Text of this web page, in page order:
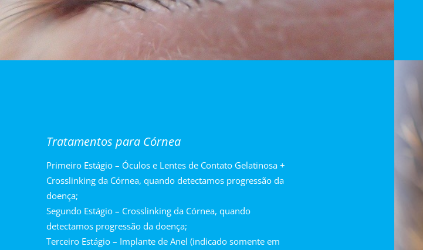
Tratamentos para Córnea
Primeiro Estágio – Óculos e Lentes de Contato Gelatinosa +
Crosslinking da Córnea, quando detectamos progressão da
doença;
Segundo Estágio – Crosslinking da Córnea, quando
detectamos progressão da doença;
Terceiro Estágio – Implante de Anel (indicado somente em